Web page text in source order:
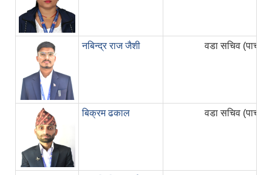
नबिन्द्र राज जैशी वडा सचिव (पाचौं)
बिक्रम ढकाल वडा सचिव (पाचौं)